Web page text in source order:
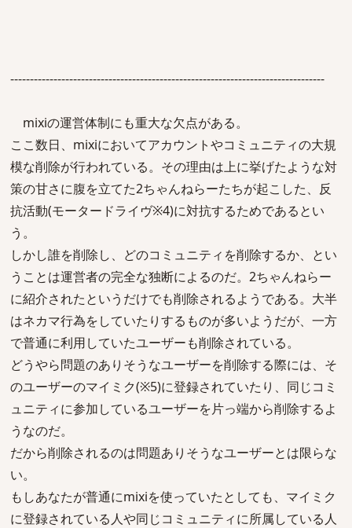
--------------------------------------------------------------------------------
mixiの運営体制にも重大な欠点がある。
ここ数日、mixiにおいてアカウントやコミュニティの大規
模な削除が行われている。その理由は上に挙げたような対
策の甘さに腹を立てた2ちゃんねらーたちが起こした、反
抗活動(モータードライヴ※4)に対抗するためであるとい
う。
しかし誰を削除し、どのコミュニティを削除するか、とい
うことは運営者の完全な独断によるのだ。2ちゃんねらー
に紹介されたというだけでも削除されるようである。大半
はネカマ行為をしていたりするものが多いようだが、一方
で普通に利用していたユーザーも削除されている。
どうやら問題のありそうなユーザーを削除する際には、そ
のユーザーのマイミク(※5)に登録されていたり、同じコミ
ュニティに参加しているユーザーを片っ端から削除するよ
うなのだ。
だから削除されるのは問題ありそうなユーザーとは限らな
い。
もしあなたが普通にmixiを使っていたとしても、マイミク
に登録されている人や同じコミュニティに所属している人